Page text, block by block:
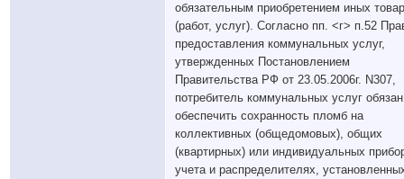
обязательным приобретением иных
(работ, услуг). Согласно пп. <г> п.52
предоставления коммунальных услуг,
утвержденных Постановлением
Правительства РФ от 23.05.2006г. N307,
потребитель коммунальных услуг обязан
обеспечить сохранность пломб на
коллективных (общедомовых), общих
(квартирных) или индивидуальных
учета и распределителях,